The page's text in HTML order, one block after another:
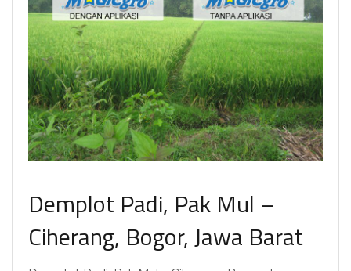
Demplot Padi, Pak Mul –
Ciherang, Bogor, Jawa Barat